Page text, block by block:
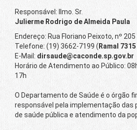
Responsável: Ilmo. Sr.
Julierme Rodrigo de Almeida Paula
Endereço: Rua Floriano Peixoto, nº
Telefone: (19) 3662-7199 ( Ramal 7315
E-Mail: dirsaude@caconde.sp.gov.br
Horário de Atendimento ao Público:
17h
O Departamento de Saúde é o órgão
responsável pela implementação das
de saúde pública e atendimento da